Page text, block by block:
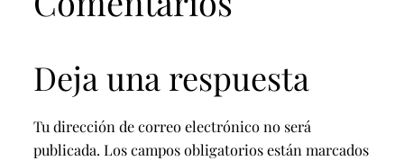
Deja una respuesta
Tu dirección de correo electrónico no será
publicada. Los campos obligatorios están marcados